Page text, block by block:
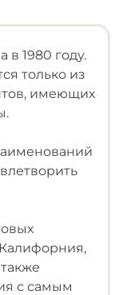
1980 году.
только из
имеющих
с самым